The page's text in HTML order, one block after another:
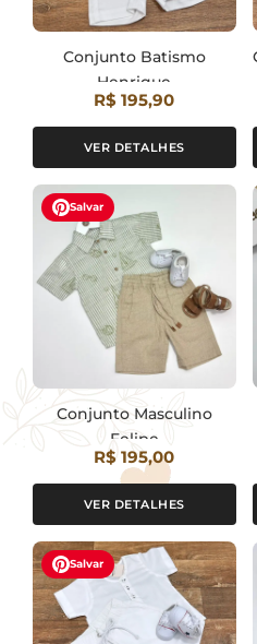
Conjunto Batismo
Henrique
R$ 195,90
VER DETALHES
Salvar
Conjunto Masculino
Felipe
R$ 195,00
VER DETALHES
Salvar